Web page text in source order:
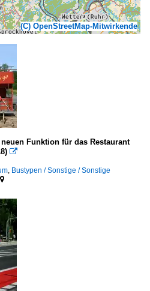
(C) OpenStreetMap-Mitwirkende
Funktion für das Restaurant

, Bustypen / Sonstige / Sonstige
